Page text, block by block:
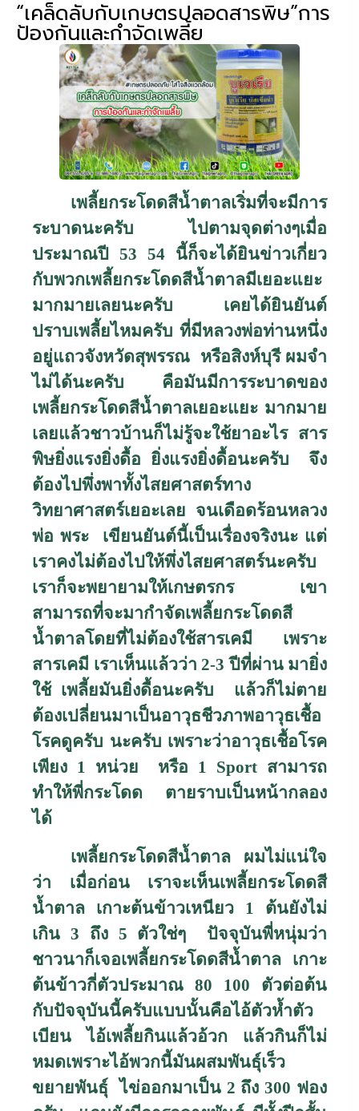
“เคล็ดลับกับเกษตรปลอดสารพิษ”การ
ป้องกันและกำจัดเพลี้ย
เพลี้ยกระโดดสีน้ำตาลเริ่มที่จะมีการ
ระบาดนะครับ ไปตามจุดต่างๆเมื่อ
ประมาณปี 53 54 นี้ก็จะได้ยินข่าวเกี่ยว
กับพวกเพลี้ยกระโดดสีน้ำตาลมีเยอะแยะ
มากมายเลยนะครับ เคยได้ยินยันต์
ปราบเพลี้ยไหมครับ ที่มีหลวงพ่อท่านหนึ่ง
อยู่แถวจังหวัดสุพรรณ หรือสิงห์บุรี ผมจำ
ไม่ได้นะครับ คือมันมีการระบาดของ
เพลี้ยกระโดดสีน้ำตาลเยอะแยะ มากมาย
เลยแล้วชาวบ้านก็ไม่รู้จะใช้ยาอะไร สาร
พิษยิ่งแรงยิ่งดื้อ ยิ่งแรงยิ่งดื้อนะครับ จึง
ต้องไปพึ่งพาทั้งไสยศาสตร์ทาง
วิทยาศาสตร์เยอะเลย จนเดือดร้อนหลวง
พ่อ พระ เขียนยันต์นี้เป็นเรื่องจริงนะ แต่
เราคงไม่ต้องไปให้พึ่งไสยศาสตร์นะครับ
เราก็จะพยายามให้เกษตรกร เขา
สามารถที่จะมากำจัดเพลี้ยกระโดดสี
น้ำตาลโดยที่ไม่ต้องใช้สารเคมี เพราะ
สารเคมี เราเห็นแล้วว่า 2-3 ปีที่ผ่าน มายิ่ง
ใช้ เพลี้ยมันยิ่งดื้อนะครับ แล้วก็ไม่ตาย
ต้องเปลี่ยนมาเป็นอาวุธชีวภาพอาวุธเชื้อ
โรคดูครับ นะครับ เพราะว่าอาวุธเชื้อโรค
เพียง 1 หน่วย หรือ 1 Sport สามารถ
ทำให้พี่กระโดด ตายราบเป็นหน้ากลอง
ได้
เพลี้ยกระโดดสีน้ำตาล ผมไม่แน่ใจ
ว่า เมื่อก่อน เราจะเห็นเพลี้ยกระโดดสี
น้ำตาล เกาะต้นข้าวเหนียว 1 ต้นยังไม่
เกิน 3 ถึง 5 ตัวใช่ๆ ปัจจุบันพี่หนุ่มว่า
ชาวนาก็เจอเพลี้ยกระโดดสีน้ำตาล เกาะ
ต้นข้าวกี่ตัวประมาณ 80 100 ตัวต่อต้น
กับปัจจุบันนี้ครับแบบนั้นคือไอ้ตัวห้ำตัว
เบียน ไอ้เพลี้ยกินแล้วอ้วก แล้วกินก็ไม่
หมดเพราะไอ้พวกนี้มันผสมพันธุ์เร็ว
ขยายพันธุ์ ไข่ออกมาเป็น 2 ถึง300 ฟอง